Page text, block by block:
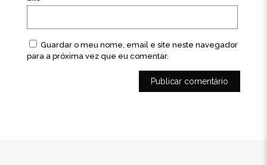
Guardar o meu nome, email e site neste navegador
para a próxima vez que eu comentar.